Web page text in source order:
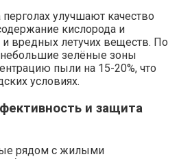
перголах улучшают качество
кислорода и
вредных летучих веществ. По
зелёные зоны
пыли на 15-20%, что
условиях.
и защита
рядом с жилыми